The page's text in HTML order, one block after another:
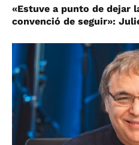
«Estuve a punto de dejar
convenció de seguir»: